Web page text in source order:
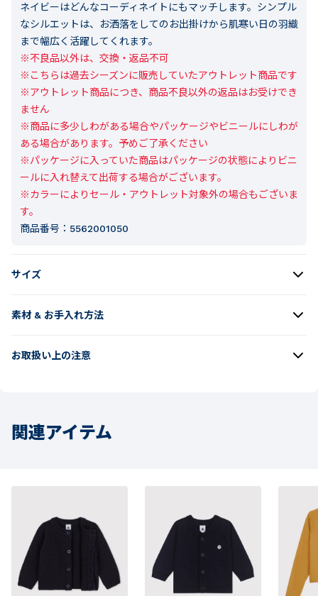
ネイビーはどんなコーディネイトにもマッチします。シンプル
なシルエットは、お洒落をしてのお出掛けから肌寒い日の羽織
まで幅広く活躍してくれます。
※不良品以外は、交換・返品不可
※こちらは過去シーズンに販売していたアウトレット商品です
※アウトレット商品につき、商品不良以外の返品はお受けでき
ません
※商品に多少しわがある場合やパッケージやビニールにしわが
ある場合があります。予めご了承ください
※パッケージに入っていた商品はパッケージの状態によりビニ
ールに入れ替えて出荷する場合がございます。
※カラーによりセール・アウトレット対象外の場合もございま
す。
商品番号： 5562001050
サイズ
素材 & お手入れ方法
お取扱い上の注意
関連アイテム